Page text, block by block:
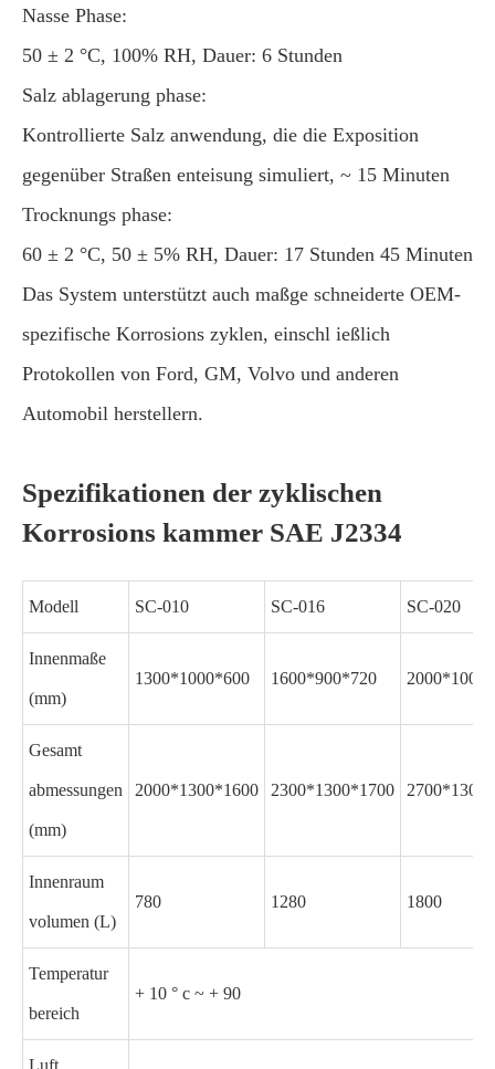
Nasse Phase:
50 ± 2 °C, 100% RH, Dauer: 6 Stunden
Salz ablagerung phase:
Kontrollierte Salz anwendung, die die Exposition
gegenüber Straßen enteisung simuliert, ~ 15 Minuten
Trocknungs phase:
60 ± 2 °C, 50 ± 5% RH, Dauer: 17 Stunden 45 Minuten
Das System unterstützt auch maßge schneiderte OEM-
spezifische Korrosions zyklen, einschl ießlich
Protokollen von Ford, GM, Volvo und anderen
Automobil herstellern.
Spezifikationen der zyklischen
Korrosions kammer SAE J2334
Modell SC-010 SC-016 SC-020
Innenmaße
(mm)
1300*1000*600 1600*900*720
Gesamt
abmessungen
(mm)
2000*1300*1600 2300*1300*1700
Innenraum
volumen (L)
780 1280 1800
Temperatur
bereich
+ 10 ° c ~ + 90
Luft